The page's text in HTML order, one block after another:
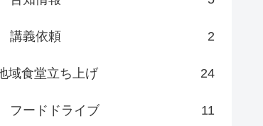
講義依頼 2
域食堂立ち上げ 24
フードドライブ 11